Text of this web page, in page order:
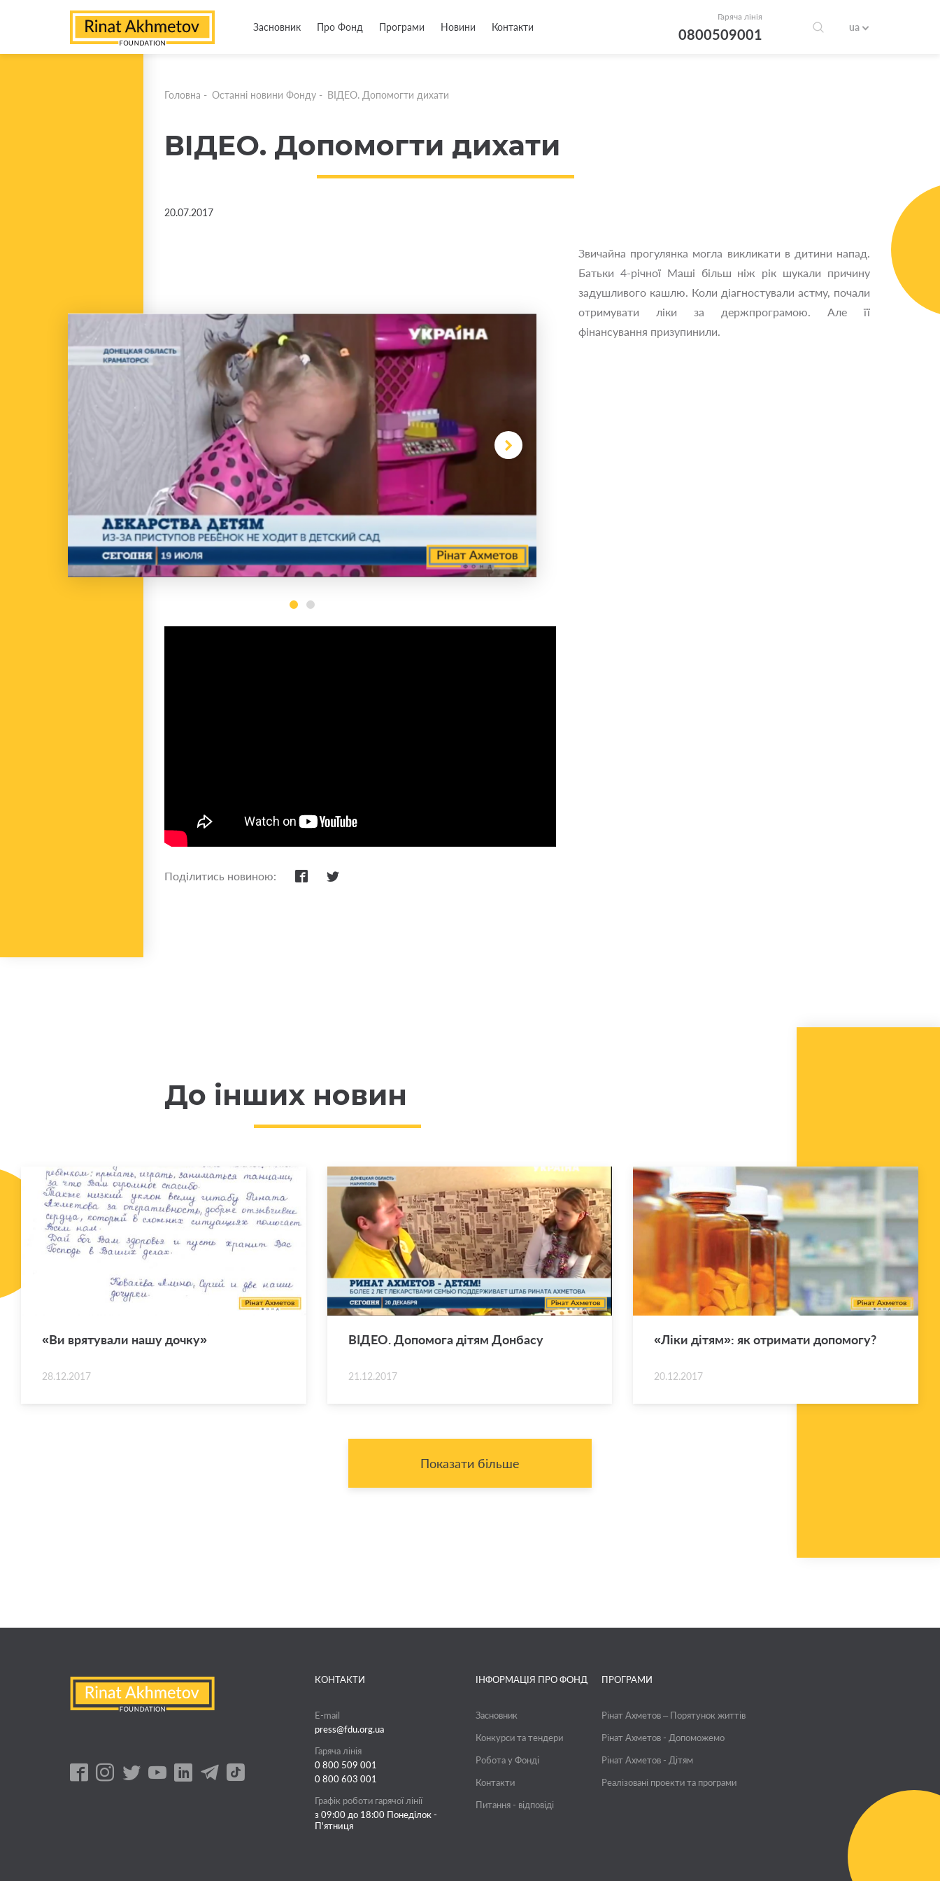
Засновник Про Фонд Програми Новини Контакти
Гаряча лінія
0800509001 ua
Головна - Останні новини Фонду - ВІДЕО. Допомогти дихати
ВІДЕО. Допомогти дихати
20.07.2017
Звичайна прогулянка могла викликати в дитини напад.
Батьки 4-річної Маші більш ніж рік шукали причину
задушливого кашлю. Коли діагностували астму, почали
отримувати ліки за держпрограмою. Але її
фінансування призупинили.
Поділитись новиною:
До інших новин
«Ви вря­ту­ва­ли нашу дочку»
28.12.2017
ВІДЕО. До­по­мо­га дітям Дон­ба­су
21.12.2017
«Ліки дітям»: як отри­ма­ти до­по­мо­гу?
20.12.2017
Показати більше
КОНТАКТИ
E-mail
press@fdu.org.ua
Гаряча лінія
0 800 509 001
0 800 603 001
Графік роботи гарячої лінії
з 09:00 до 18:00 Понеділок -
П'ятниця
ІНФОРМАЦІЯ ПРО ФОНД
Засновник
Конкурси та тендери
Робота у Фонді
Контакти
Питання - відповіді
ПРОГРАМИ
Рінат Ахметов – Порятунок життів
Рінат Ахметов - Допоможемо
Рінат Ахметов - Дітям
Реалізовані проекти та програми